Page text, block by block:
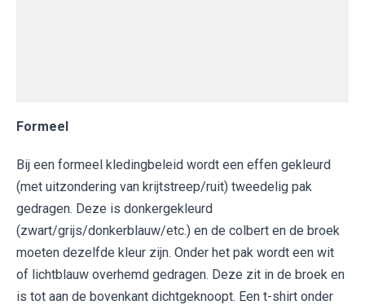
Formeel
Bij een formeel kledingbeleid wordt een effen gekleurd
(met uitzondering van krijtstreep/ruit) tweedelig pak
gedragen. Deze is donkergekleurd
(zwart/grijs/donkerblauw/etc.) en de colbert en de broek
moeten dezelfde kleur zijn. Onder het pak wordt een wit
of lichtblauw overhemd gedragen. Deze zit in de broek en
is tot aan de bovenkant dichtgeknoopt. Een t-shirt onder